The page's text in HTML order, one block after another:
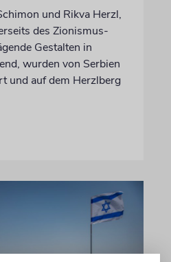
und Rikva Herzl,
des Zionismus-
Gestalten in
wurden von Serbien
und auf dem Herzlberg